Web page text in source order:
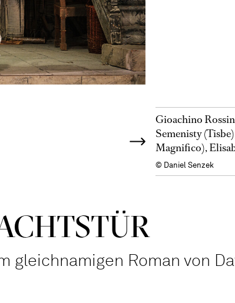
Gioachino
Semenisty
Magnifico),
© Daniel Senzek
gleichnamigen Roman von